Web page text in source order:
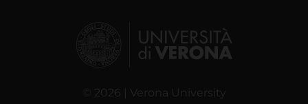
© 2026 | Verona University